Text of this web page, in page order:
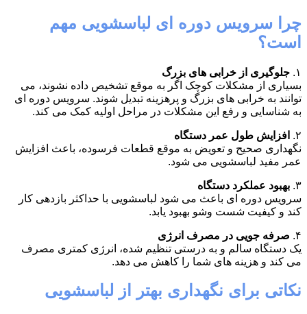
چرا سرویس دوره ای لباسشویی مهم
است؟
۱. جلوگیری از خرابی های بزرگ
بسیاری از مشکلات کوچک اگر به موقع تشخیص داده نشوند، می
توانند به خرابی های بزرگ و پرهزینه تبدیل شوند. سرویس دوره ای
به شناسایی و رفع این مشکلات در مراحل اولیه کمک می کند.
۲.
افزایش طول عمر دستگاه
نگهداری صحیح و تعویض به موقع قطعات فرسوده، باعث افزایش
عمر مفید لباسشویی می شود.
۳. بهبود عملکرد دستگاه
سرویس دوره ای باعث می شود لباسشویی با حداکثر بازدهی کار
کند و کیفیت شست وشو بهبود یابد.
۴. صرفه جویی در مصرف انرژی
یک دستگاه سالم و به درستی تنظیم شده، انرژی کمتری مصرف
می کند و هزینه های شما را کاهش می دهد.
نکاتی برای نگهداری بهتر از لباسشویی